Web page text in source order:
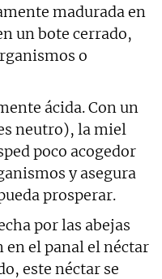
madurada en
un bote cerrado,
o
ácida. Con un
neutro), la miel
poco acogedor
y asegura
prosperar.
por las abejas
el panal el néctar
este néctar se